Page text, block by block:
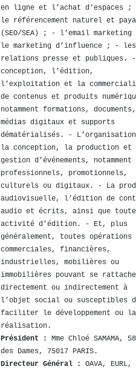
en ligne et l’achat d’espaces ;
le référencement naturel et
(SEO/SEA) ; - l’email
le marketing d’influence ; - les
relations presse et publiques.
conception, l’édition,
l’exploitation et la
de contenus et produits
notamment formations, documents,
médias digitaux et supports
dématérialisés. -
la conception, la production et
gestion d’événements, notamment
professionnels, promotionnels,
culturels ou digitaux. - La
audiovisuelle, l’édition de
audio et écrits, ainsi que toute
activité d’édition. - Et, plus
généralement, toutes opérations
commerciales, financières,
industrielles, mobilières ou
immobilières pouvant se
directement ou indirectement à
l’objet social ou susceptibles
faciliter le développement ou la
réalisation.
Président :
Mme Chloé SAMAMA,
des Dames, 75017 PARIS.
Directeur Général :
OAVA, EURL,